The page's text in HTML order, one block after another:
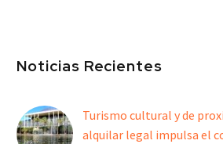
Noticias Recientes
Turismo cultural y de
alquilar legal impulsa el